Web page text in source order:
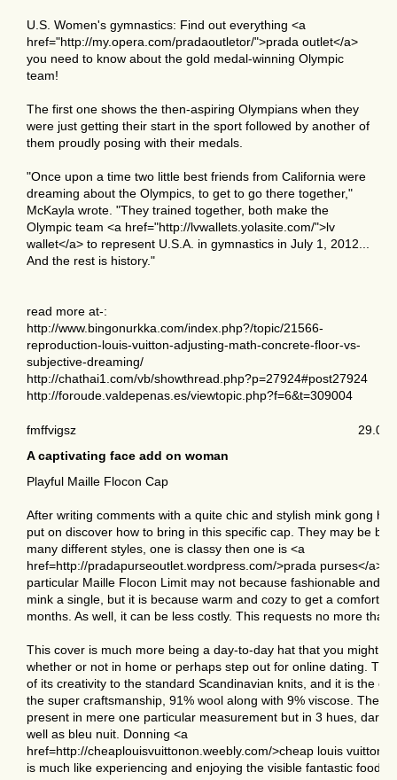
U.S. Women's gymnastics: Find out everything <a
href="http://my.opera.com/pradaoutletor/">prada outlet</a>
you need to know about the gold medal-winning Olympic
team!
The first one shows the then-aspiring Olympians when they
were just getting their start in the sport followed by another of
them proudly posing with their medals.
"Once upon a time two little best friends from California were
dreaming about the Olympics, to get to go there together,"
McKayla wrote. "They trained together, both make the
Olympic team <a href="http://lvwallets.yolasite.com/">lv
wallet</a> to represent U.S.A. in gymnastics in July 1, 2012...
And the rest is history."
read more at-:
http://www.bingonurkka.com/index.php?/topic/21566-
reproduction-louis-vuitton-adjusting-math-concrete-floor-vs-
subjective-dreaming/
http://chathai1.com/vb/showthread.php?p=27924#post27924
http://foroude.valdepenas.es/viewtopic.php?f=6&t=309004
fmffvigsz
A captivating face add on woman
Playful Maille Flocon Cap
After writing comments with a quite chic and stylish mink gong
put on discover how to bring in this specific cap. They may be by
many different styles, one is classy then one is <a
href=http://pradapurseoutlet.wordpress.com/>prada purses</a>
particular Maille Flocon Limit may not because fashionable and
mink a single, but it is because warm and cozy to get a
months. As well, it can be less costly. This requests no more than
This cover is much more being a day-to-day hat that you might
whether or not in home or perhaps step out for online dating.
of its creativity to the standard Scandinavian knits, and it is the
the super craftsmanship, 91% wool along with 9% viscose. The
present in mere one particular measurement but in 3 hues,
well as bleu nuit. Donning <a
href=http://cheaplouisvuittonon.weebly.com/>cheap louis
is much like experiencing and enjoying the visible fantastic food